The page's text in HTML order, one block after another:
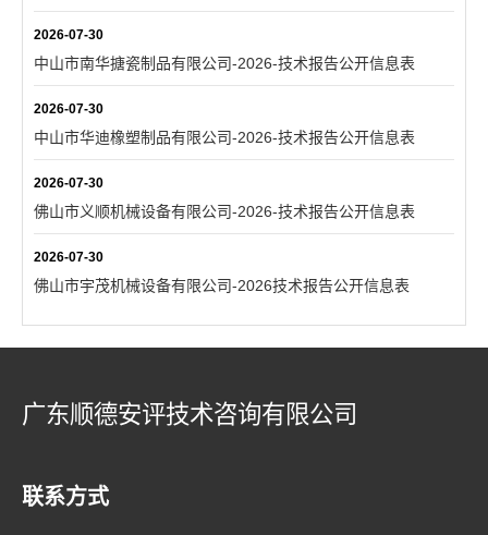
2026-07-30
中山市南华搪瓷制品有限公司-2026-技术报告公开信息表
2026-07-30
中山市华迪橡塑制品有限公司-2026-技术报告公开信息表
2026-07-30
佛山市义顺机械设备有限公司-2026-技术报告公开信息表
2026-07-30
佛山市宇茂机械设备有限公司-2026技术报告公开信息表
广东顺德安评技术咨询有限公司
联系方式